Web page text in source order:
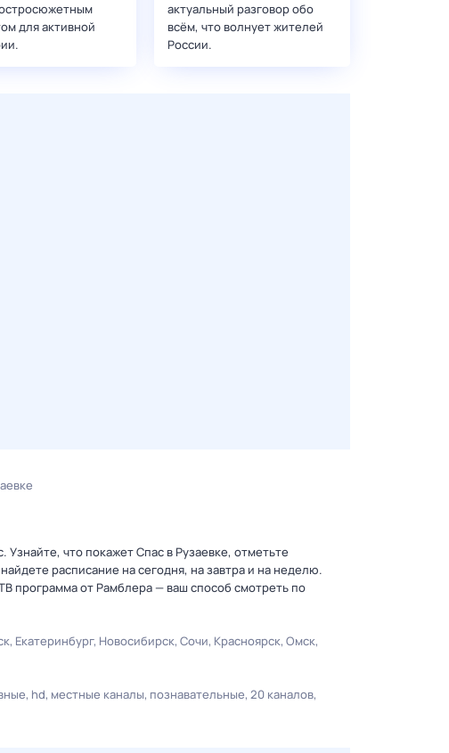
для активной
актуальный разговор обо
всём, что волнует жителей
России.
что покажет Спас в Рузаевке, отметьте
расписание на сегодня, на завтра и на неделю.
программа от Рамблера — ваш способ смотреть по
Екатеринбург Новосибирск Сочи Красноярск Омск
hd местные каналы познавательные 20 каналов